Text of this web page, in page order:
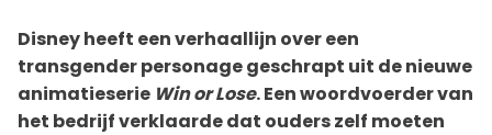
Disney heeft een verhaallijn over een
transgender personage geschrapt uit de nieuwe
animatieserie Win or Lose. Een woordvoerder van
het bedrijf verklaarde dat ouders zelf moeten